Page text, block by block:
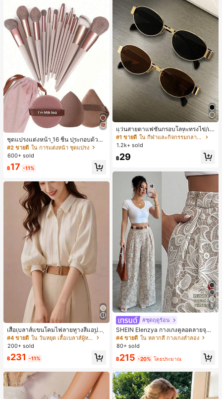
ชุดแปรงแต่งหน้า 16 ชิ้น ประกอบด้วยแ
ปรงแต่งหน้า 13 ชิ้น, ฟองน้ำแต่งหน้ารู
ปหยดน้ำ 1 ชิ้น, แปรงแป้งรองพื้นกลม 1
1 ชิ้น - ชุดคลาสสิก ทำจากขนสังเคราะ
หญิงและเด็กผู้หญิง เหมาะสำหรับฤดูใบ
ไม้ร่วงและฤดูหนาว
#2 ขายดี ใน การแต่งหน้า ชุดแปรง
600+ sold
฿17 -11%
เสื้อเบลาส์แขนโคมไฟลายทางสีแอปริค
อตที่หรูหราสำหรับผู้หญิง, เสื้อแขนสั้นที่
ใช้ได้หลากหลายสำหรับการเดินทาง, ตั
#4 ขายดี
ใน วันหยุด เสื้อเบลาส์ผู้หญิง
200+ sold
฿231 -11%
แว่นสายตาแฟชั่นกรอบโลหะทรงไข่/เห
ลี่ยมสำหรับผู้หญิง (กรอบครึ่ง), เหมาะ
สำหรับใส่ในชีวิตประจำวันและกิจกรรม
#1 ขายดี
ใน กีฬาและกิจกรรมกลางแจ้ง
1.2k+ sold
฿29
5
#ชุดฤดูร้อน
SHEIN Elenzya กางเกงคูลอตลายจุดเ
อวสูงแบบใหม่สำหรับฤดูใบไม้ผลิ/ฤดูร้อ
น, สไตล์หรูหราเหมาะสำหรับใส่ในชีวิต
ทจสำหรับฤดูรับปริญญา, เทศกาลดนตร
#4 ขายดี ใน หลากสี กางเกงลำลอง
80+ sold
฿215 -20% โดยประมาณ